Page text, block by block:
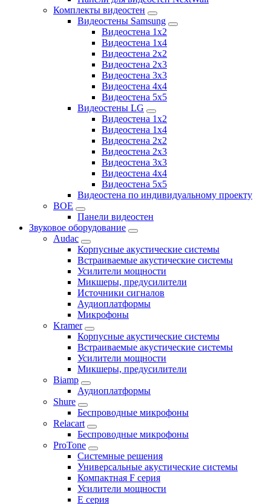
Комплекты видеостен
Видеостены Samsung
Видеостена 1x2
Видеостена 1x4
Видеостена 2x2
Видеостена 2х3
Видеостена 3x3
Видеостена 4x4
Видеостена 5x5
Видеостены LG
Видеостена 1x2
Видеостена 1x4
Видеостена 2x2
Видеостена 2x3
Видеостена 3x3
Видеостена 4x4
Видеостена 5x5
Видеостена по индивидуальному проекту
BOE
Панели видеостен
Звуковое оборудование
Audac
Корпусные акустические системы
Встраиваемые акустические системы
Усилители мощности
Микшеры, предусилители
Источники сигналов
Аудиоплатформы
Микрофоны
Kramer
Корпусные акустические системы
Встраиваемые акустические системы
Усилители мощности
Микшеры, предусилители
Biamp
Аудиоплатформы
Shure
Беспроводные микрофоны
Relacart
Беспроводные микрофоны
ProTone
Системные решения
Универсальные акустические системы
Компактная F серия
Усилители мощности
E серия